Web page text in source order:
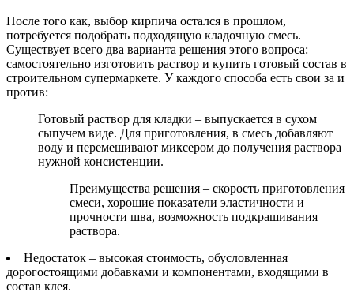
После того как, выбор кирпича остался в прошлом,
потребуется подобрать подходящую кладочную смесь.
Существует всего два варианта решения этого вопроса:
самостоятельно изготовить раствор и купить готовый состав в
строительном супермаркете. У каждого способа есть свои за и
против:
Готовый раствор для кладки – выпускается в сухом
сыпучем виде. Для приготовления, в смесь добавляют
воду и перемешивают миксером до получения раствора
нужной консистенции.
Преимущества решения – скорость приготовления
смеси, хорошие показатели эластичности и
прочности шва, возможность подкрашивания
раствора.
Недостаток – высокая стоимость, обусловленная
дорогостоящими добавками и компонентами, входящими в
состав клея.